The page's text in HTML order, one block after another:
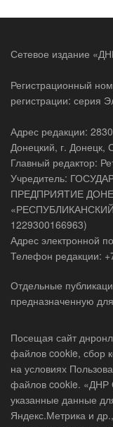
Сетевое издание
Регистрационный
регистрации: серия
Адрес редакции:
Донецкий, г. Донецк,
Главный редактор:
Учредитель:
ПРЕДПРИЯТИЕ
1229300166963)
Адрес электронной
Телефон редакции:
Отдельные
предназначенную
Посещая сайт
файлов cookie, сбор
на условиях
файлов cookie. «ДНР
указанные данные
Яндекс.Метрика и